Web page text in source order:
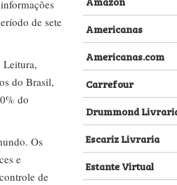
de sete
Leitura,
do Brasil,
do
Os
e
de
Americanas
Americanas.com
Carrefour
Drummond
Escariz Livraria
Estante Virtual